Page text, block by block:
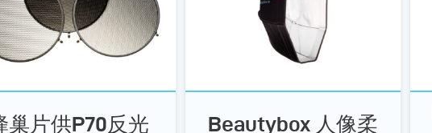
巢片供P70反光 Beautybox 人像柔